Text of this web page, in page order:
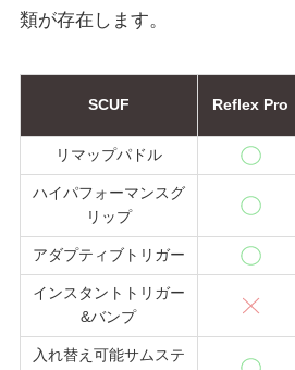
類が存在します。
SCUF Reflex Pro
リマップパドル
ハイパフォーマンスグ
リップ
アダプティブトリガー
インスタントトリガー
&バンプ
入れ替え可能サムステ